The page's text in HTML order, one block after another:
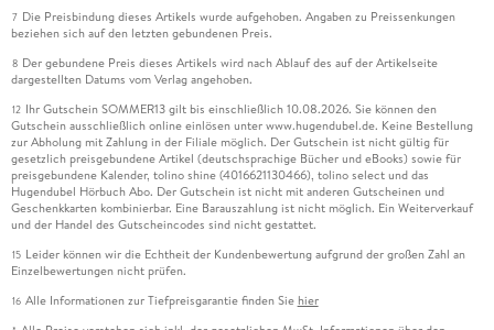
7 Die Preisbindung dieses Artikels wurde aufgehoben. Angaben zu Preissenkungen
beziehen sich auf den letzten gebundenen Preis.
8 Der gebundene Preis dieses Artikels wird nach Ablauf des auf der Artikelseite
dargestellten Datums vom Verlag angehoben.
12 Ihr Gutschein SOMMER13 gilt bis einschließlich 10.08.2026. Sie können den
Gutschein ausschließlich online einlösen unter www.hugendubel.de. Keine Bestellung
zur Abholung mit Zahlung in der Filiale möglich. Der Gutschein ist nicht gültig für
gesetzlich preisgebundene Artikel (deutschsprachige Bücher und eBooks) sowie für
preisgebundene Kalender, tolino shine (4016621130466), tolino select und das
Hugendubel Hörbuch Abo. Der Gutschein ist nicht mit anderen Gutscheinen und
Geschenkkarten kombinierbar. Eine Barauszahlung ist nicht möglich. Ein Weiterverkauf
und der Handel des Gutscheincodes sind nicht gestattet.
15 Leider können wir die Echtheit der Kundenbewertung aufgrund der großen Zahl an
Einzelbewertungen nicht prüfen.
16 Alle Informationen zur Tiefpreisgarantie finden Sie hier